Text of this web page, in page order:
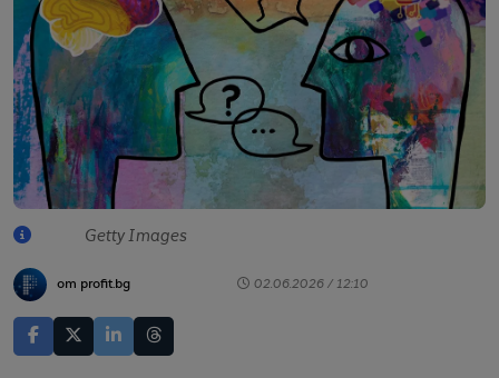
Getty Images
от profit.bg 02.06.2026 / 12:10